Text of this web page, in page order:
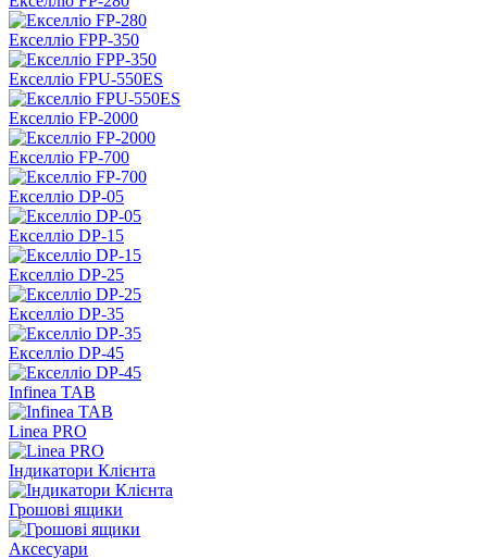
Екселліо FPP-350
Екселліо FPU-550ES
Екселліо FP-2000
Екселліо FP-700
Екселліо DP-05
Екселліо DP-15
Екселліо DP-25
Екселліо DP-35
Екселліо DP-45
Infinea TAB
Linea PRO
Індикатори Клієнта
Грошові ящики
Аксесуари